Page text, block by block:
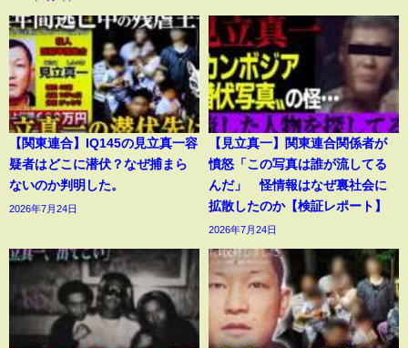
【関東連合】IQ145の見立真一容
疑者はどこに潜伏？なぜ捕まら
ないのか判明した。
2026年7月24日
【見立真一】関東連合関係者が
憤怒「この写真は誰が流してる
んだ」 怪情報はなぜ裏社会に
拡散したのか【検証レポート】
2026年7月24日